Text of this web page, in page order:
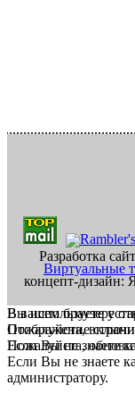
Разработка
Виртуальные
концепт-дизайн:
В вашем браузере
Пожалуйста,
Если Вы не знаете
Вы используете
Отображение
Пожалуйста,
Если Вы не знаете
администратору.